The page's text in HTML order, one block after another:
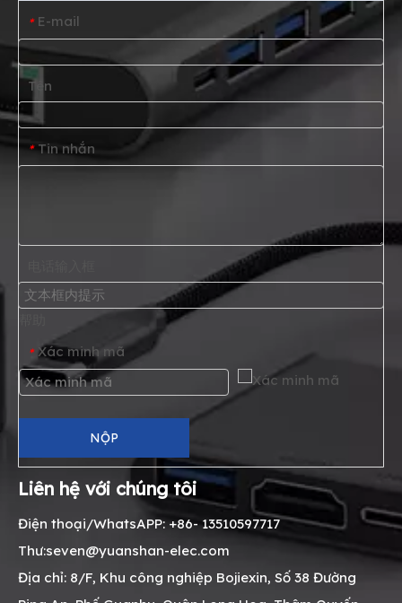
* E-mail
Tên
* Tin nhắn
* Xác minh mã
NỘP
Liên hệ với chúng tôi
Điện thoại/WhatsAPP: +86- 13510597717
Thư:seven@yuanshan-elec.com
Địa chỉ: 8/F, Khu công nghiệp Bojiexin, Số 38 Đường